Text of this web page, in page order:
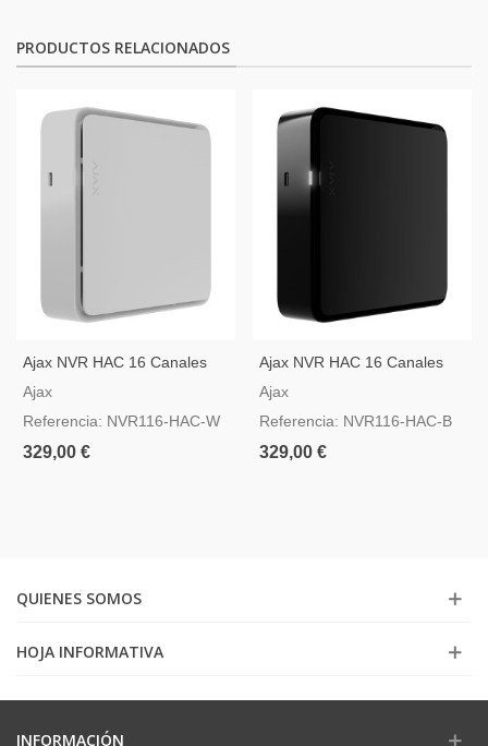
PRODUCTOS RELACIONADOS
Ajax NVR HAC 16 Canales
Blanco — Grabador IP Con
Ajax
Referencia: NVR116-HAC-W
329,00 €
Ajax NVR HAC 16 Canales
Negro — Grabador IP Con
Ajax
Referencia: NVR116-HAC-B
329,00 €
QUIENES SOMOS
HOJA INFORMATIVA
INFORMACIÓN